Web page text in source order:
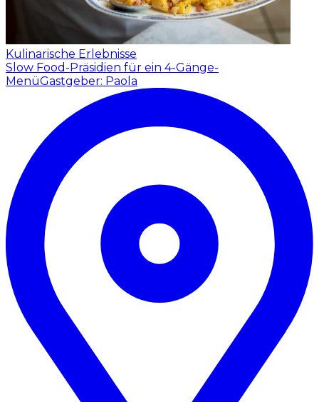
Kulinarische Erlebnisse
Slow Food-Präsidien für ein 4-Gänge-
MenüGastgeber: Paola